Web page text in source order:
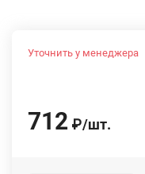
Уточнить у менеджера
712 ₽/шт.